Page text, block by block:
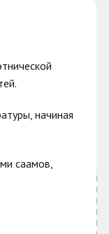
начиная
саамов,